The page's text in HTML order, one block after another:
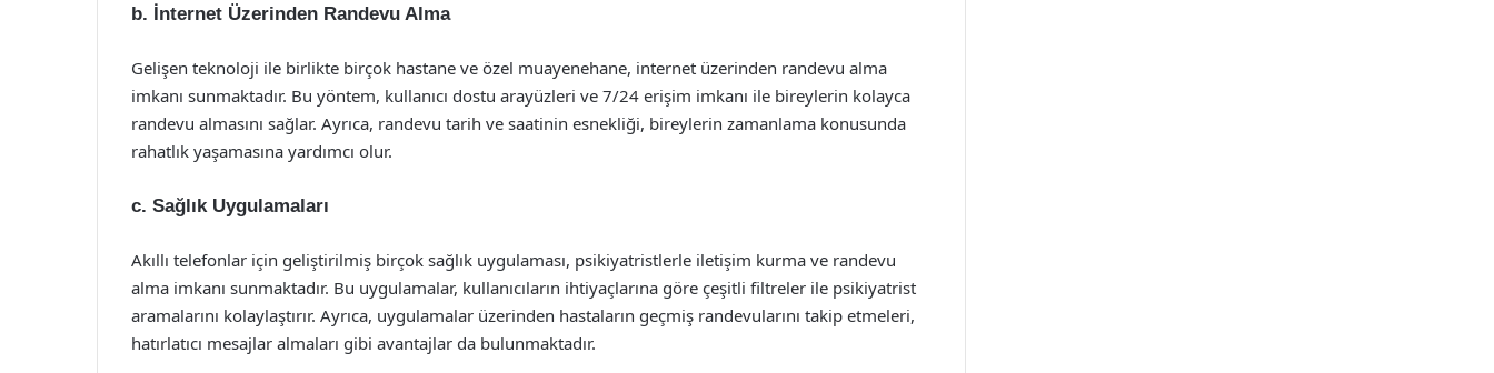
b. İnternet Üzerinden Randevu Alma
Gelişen teknoloji ile birlikte birçok hastane ve özel muayenehane, internet üzerinden randevu alma
imkanı sunmaktadır. Bu yöntem, kullanıcı dostu arayüzleri ve 7/24 erişim imkanı ile bireylerin kolayca
randevu almasını sağlar. Ayrıca, randevu tarih ve saatinin esnekliği, bireylerin zamanlama konusunda
rahatlık yaşamasına yardımcı olur.
c. Sağlık Uygulamaları
Akıllı telefonlar için geliştirilmiş birçok sağlık uygulaması, psikiyatristlerle iletişim kurma ve randevu
alma imkanı sunmaktadır. Bu uygulamalar, kullanıcıların ihtiyaçlarına göre çeşitli filtreler ile psikiyatrist
aramalarını kolaylaştırır. Ayrıca, uygulamalar üzerinden hastaların geçmiş randevularını takip etmeleri,
hatırlatıcı mesajlar almaları gibi avantajlar da bulunmaktadır.